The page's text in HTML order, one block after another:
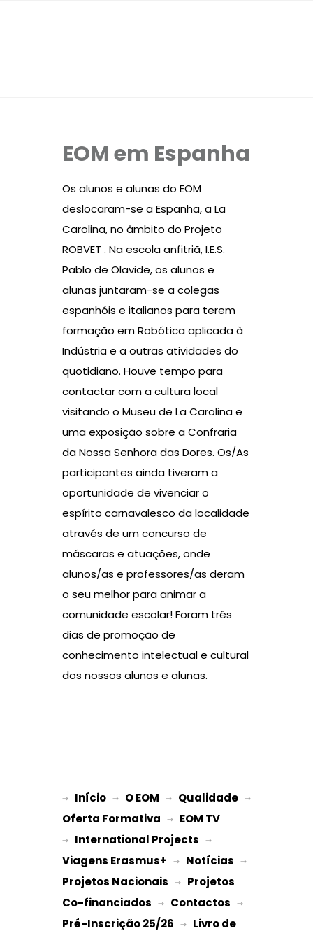
EOM em Espanha
Os alunos e alunas do EOM
deslocaram-se a Espanha, a La
Carolina, no âmbito do Projeto
ROBVET . Na escola anfitriã, I.E.S.
Pablo de Olavide, os alunos e
alunas juntaram-se a colegas
espanhóis e italianos para terem
formação em Robótica aplicada à
Indústria e a outras atividades do
quotidiano. Houve tempo para
contactar com a cultura local
visitando o Museu de La Carolina e
uma exposição sobre a Confraria
da Nossa Senhora das Dores. Os/As
participantes ainda tiveram a
oportunidade de vivenciar o
espírito carnavalesco da localidade
através de um concurso de
máscaras e atuações, onde
alunos/as e professores/as deram
o seu melhor para animar a
comunidade escolar! Foram três
dias de promoção de
conhecimento intelectual e cultural
dos nossos alunos e alunas.
→ Início → O EOM → Qualidade
Oferta Formativa → EOM TV
→ International Projects
Viagens Erasmus+ → Notícias
Projetos Nacionais → Projetos
Co-financiados → Contactos
Pré-Inscrição 25/26 → Livro de